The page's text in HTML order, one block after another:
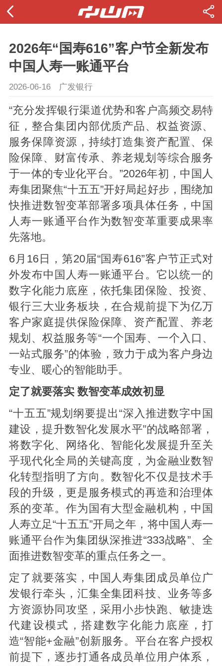
2026年“国寿616”客户节全新发布
中国人寿一账通平台
2026-06-16 广发银行
“充分发挥银行渠道优势和客户高频交易特
征，整合集团内部优质产品、权益资源、
服务保障资源，持续打造集资产配置、保
险保障、财富传承、养老规划等综合服务
于一体的专业化平台。”2026年初，中国人
寿集团聚焦“十五五”开好局起好步，围绕加
快推进数智变革部署多项具体任务，中国
人寿一账通平台作为数智变革重要成果率
先落地。
6月16日，第20届“国寿616”客户节正式对
外发布中国人寿一账通平台。它以统一的
数字化能力底座，依托集团保险、投资、
银行三大业务板块，在合规前提下为亿万
客户家庭提供保险保障、资产配置、养老
规划、权益服务等“一个国寿、一个入口、
一站式服务”的体验，致力于成为客户身边
专业、暖心的智能助手。
定了就要落实 数智变革成效初显
“十五五”规划纲要提出“深入推进数字中国
建设，提升数智化发展水平”的战略部署，
将数字化、网络化、智能化发展提升至关
乎现代化全局的关键高度，为金融业数智
化转型指明了方向。数智化不仅是技术手
段的升级，更是服务模式的再造和治理体
系的变革。作为国有大型金融机构，中国
人寿立足“十五五”开局之年，将中国人寿一
账通平台作为集团纵深推进“333战略”、全
面推进数智变革的重点任务之一。
定了就要落实，中国人寿集团成员单位广
发银行牵头，汇集全集团科技、业务等多
方资源协同攻坚，采用小步快跑、敏捷迭
代建设模式，搭建数字化能力底座，打
造“智能+金融”创新服务。平台在客户授权
前提下，逐步打通各成员单位用户体系，